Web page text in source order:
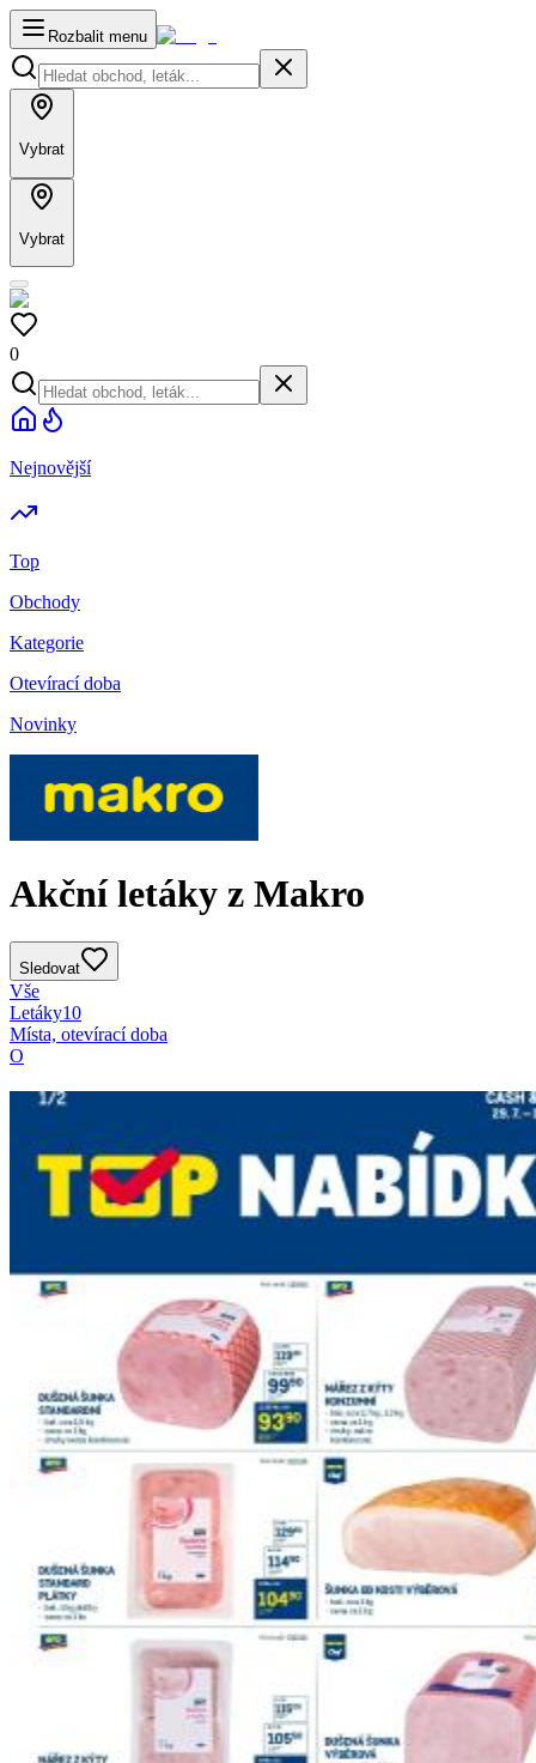
Rozbalit menu
Vybrat
Vybrat
0
Nejnovější
Top
Obchody
Kategorie
Otevírací doba
Novinky
Akční letáky z Makro
Sledovat
Vše
Letáky10
Místa, otevírací doba
O